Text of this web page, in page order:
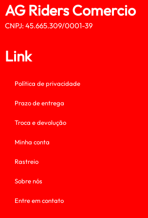
AG Riders Comercio
CNPJ: 45.665.309/0001-39
Link
Política de privacidade
Prazo de entrega
Troca e devolução
Minha conta
Rastreio
Sobre nós
Entre em contato